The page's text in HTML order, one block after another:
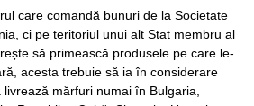
care comandă bunuri de la Societate
ci pe teritoriul unui alt Stat membru al
să primească produsele pe care le-
acesta trebuie să ia în considerare
mărfuri numai în Bulgaria,